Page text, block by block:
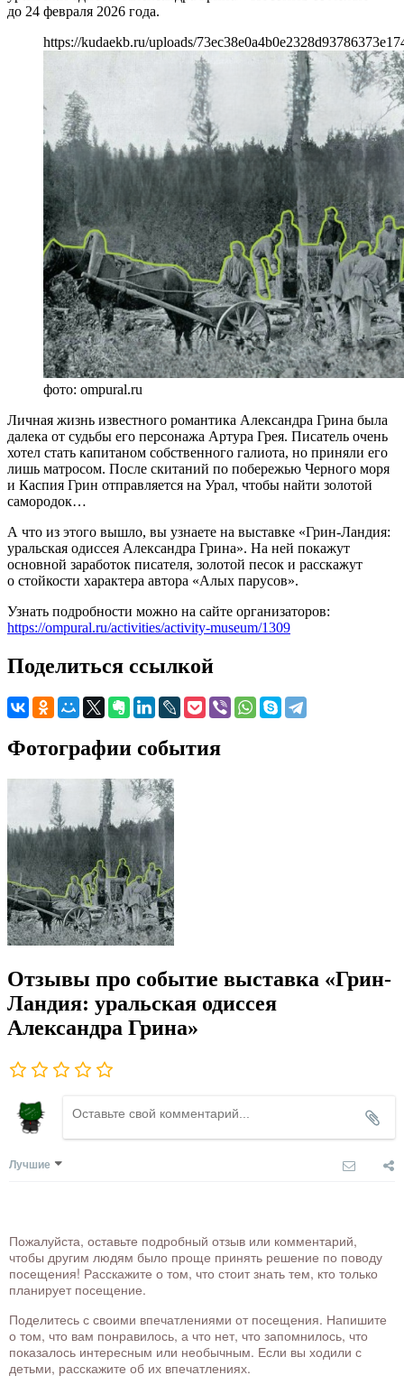
до 24 февраля 2026 года.
https://kudaekb.ru/uploads/
фото: ompural.ru
Личная жизнь известного романтика Александра Грина была
далека от судьбы его персонажа Артура Грея. Писатель очень
хотел стать капитаном собственного галиота, но приняли его
лишь матросом. После скитаний по побережью Черного моря
и Каспия Грин отправляется на Урал, чтобы найти золотой
самородок…
А что из этого вышло, вы узнаете на выставке «Грин-Ландия:
уральская одиссея Александра Грина». На ней покажут
основной заработок писателя, золотой песок и расскажут
о стойкости характера автора «Алых парусов».
Узнать подробности можно на сайте организаторов:
https://ompural.ru/activities/activity-museum/1309
Поделиться ссылкой
Фотографии события
Отзывы про событие выставка «Грин-
Ландия: уральская одиссея
Александра Грина»
Лучшие
Пожалуйста, оставьте подробный отзыв или комментарий,
чтобы другим людям было проще принять решение по поводу
посещения! Расскажите о том, что стоит знать тем, кто только
планирует посещение.
Поделитесь с своими впечатлениями от посещения. Напишите
о том, что вам понравилось, а что нет, что запомнилось, что
показалось интересным или необычным. Если вы ходили с
детьми, расскажите об их впечатлениях.